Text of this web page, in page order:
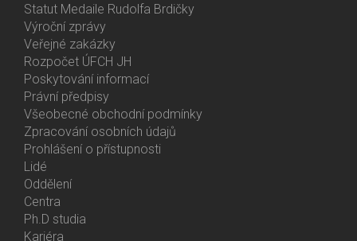
Statut Medaile Rudolfa Brdičky
Bottom
Menu
About
Us
Výroční zprávy
Veřejné zakázky
Rozpočet ÚFCH JH
Poskytování informací
Právní předpisy
Všeobecné obchodní podmínky
Zpracování osobních údajů
Prohlášení o přístupnosti
Bottom
Menu
Contacts
Lidé
Oddělení
Centra
Ph.D studia
Kariéra